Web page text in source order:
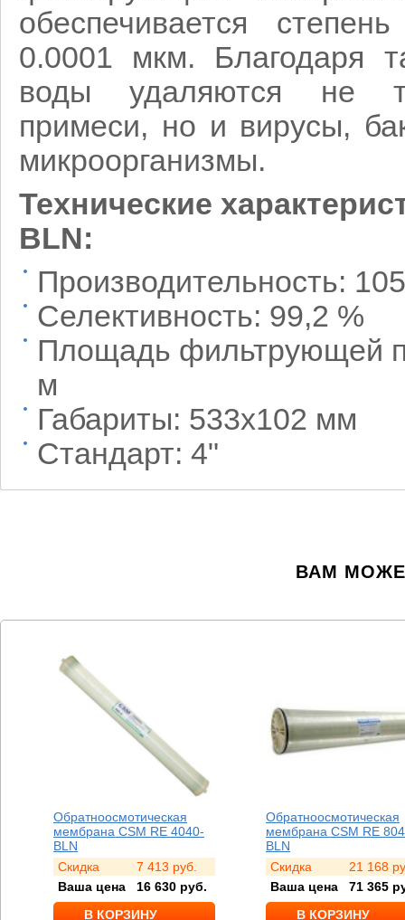
обеспечивается
0.0001 мкм. Благодаря
воды удаляются не
примеси, но и вирусы,
микроорганизмы.
Технические
BLN:
Производительность:
Селективность: 99,2 %
Площадь фильтрующей
м
Габариты: 533х102 мм
Стандарт: 4"
ВАМ
Обратноосмотическая
мембрана CSM RE 4040-
BLN
Скидка
7 413 руб.
Ваша цена
16 630 руб.
В КОРЗИНУ
Обратноосмотическая
мембрана CSM RE
BLN
Скидка
21 168
Ваша цена
71 365
В КОРЗИНУ